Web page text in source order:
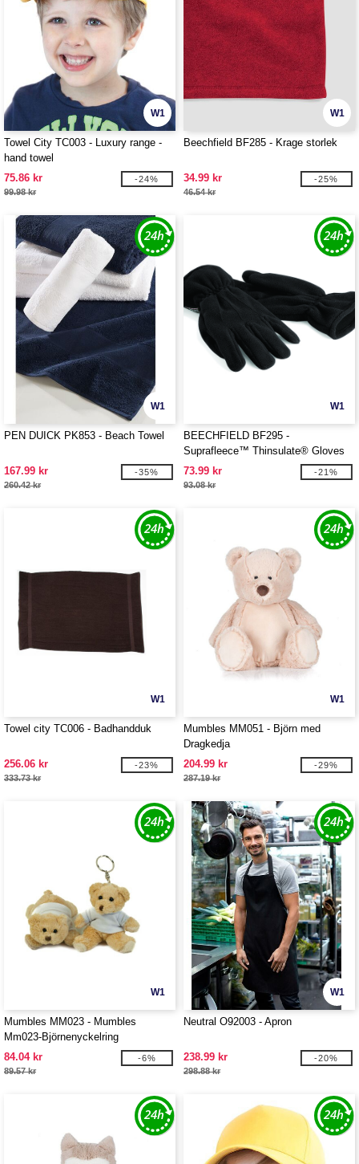
W1
Towel City TC003 - Luxury range -
hand towel
75.86 kr
99.98 kr
-24%
W1
Beechfield BF285 - Krage storlek
34.99 kr
46.54 kr
-25%
W1
PEN DUICK PK853 - Beach Towel
167.99 kr
260.42 kr
-35%
W1
BEECHFIELD BF295 -
Suprafleece™ Thinsulate® Gloves
73.99 kr
93.08 kr
-21%
W1
Towel city TC006 - Badhandduk
256.06 kr
333.73 kr
-23%
W1
Mumbles MM051 - Björn med
Dragkedja
204.99 kr
287.19 kr
-29%
W1
Mumbles MM023 - Mumbles
Mm023-Björnenyckelring
84.04 kr
89.57 kr
-6%
W1
Neutral O92003 - Apron
238.99 kr
298.88 kr
-20%